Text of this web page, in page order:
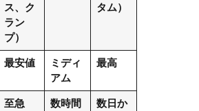
ス、ク
ラン
プ）
タム）
最安値
ミディ
アム
最高
至急
数時間
数日か